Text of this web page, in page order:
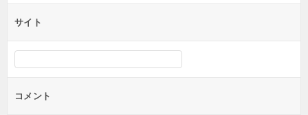
サイト
コメント